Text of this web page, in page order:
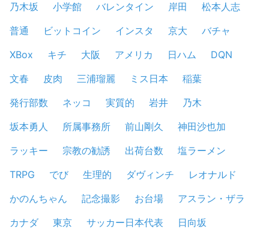
乃木坂 小学館 バレンタイン 岸田
松本人志
普通
ビットコイン インスタ 京大
バチャ
XBox
キチ 大阪 アメリカ 日ハム
DQN
文春
皮肉 三浦瑠麗 ミス日本
稲葉
発行部数
ネッコ 実質的 岩井
乃木
坂本勇人
所属事務所 前山剛久
神田沙也加
ラッキー
宗教の勧誘 出荷台数
塩ラーメン
TRPG
でび 生理的 ダヴィンチ
レオナルド
かのんちゃん
記念撮影 お台場
アスラン・ザラ
カナダ
東京 サッカー日本代表
日向坂